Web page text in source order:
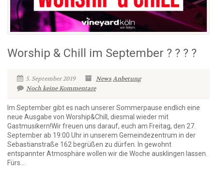
Worship & Chill im September ? ? ? ?
5. September 2019 NewsAnbetung
Noch keine Kommentare
Im September gibt es nach unserer Sommerpause endlich eine
neue Ausgabe von Worship&Chill, diesmal wieder mit
Gastmusikern!Wir freuen uns darauf, euch am Freitag, den 27.
September ab 19:00 Uhr in unserem Gemeindezentrum in der
Sebastianstraße 162 begrüßen zu dürfen. In gewohnt
entspannter Atmosphäre wollen wir die Woche ausklingen lassen.
Fürs...